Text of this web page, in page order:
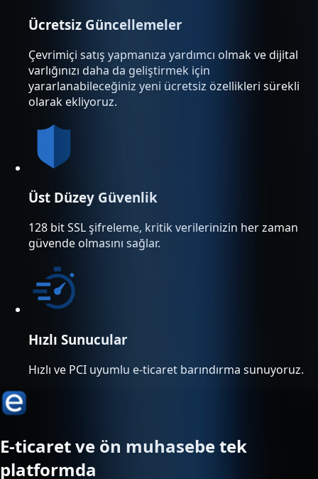
Ücretsiz Güncellemeler
Çevrimiçi satış yapmanıza yardımcı olmak ve dijital
varlığınızı daha da geliştirmek için
yararlanabileceğiniz yeni ücretsiz özellikleri sürekli
olarak ekliyoruz.
Üst Düzey Güvenlik
128 bit SSL şifreleme, kritik verilerinizin her zaman
güvende olmasını sağlar.
Hızlı Sunucular
Hızlı ve PCI uyumlu e-ticaret barındırma sunuyoruz.
E-ticaret ve ön muhasebe tek
platformda